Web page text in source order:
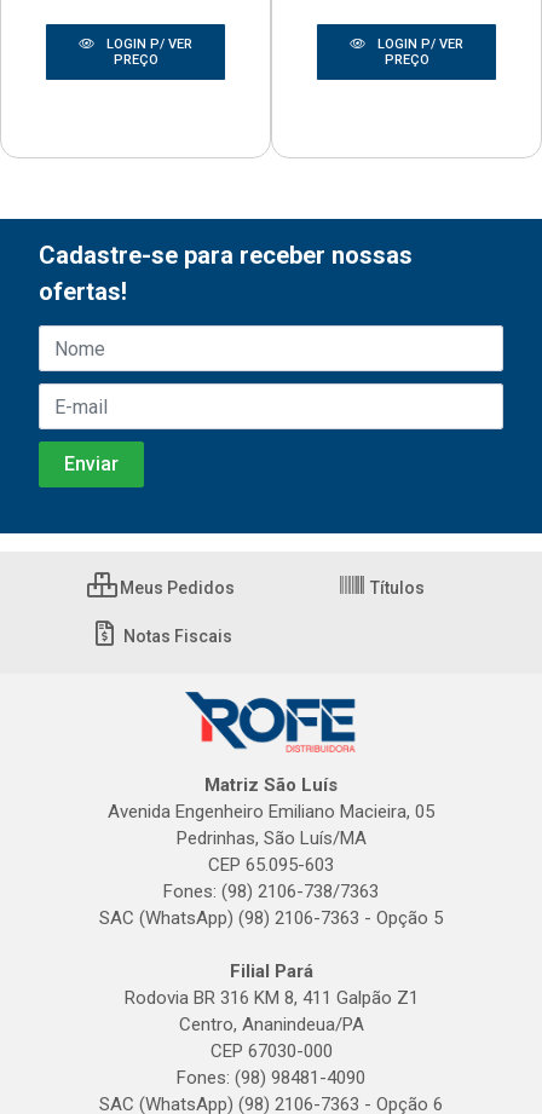
LOGIN P/ VER
PREÇO
LOGIN P/ VER
PREÇO
Cadastre-se para receber nossas
ofertas!
Meus Pedidos Títulos
Notas Fiscais
Matriz São Luís
Avenida Engenheiro Emiliano Macieira, 05
Pedrinhas, São Luís/MA
CEP 65.095-603
Fones: (98) 2106-738/7363
SAC (WhatsApp) (98) 2106-7363 - Opção 5
Filial Pará
Rodovia BR 316 KM 8, 411 Galpão Z1
Centro, Ananindeua/PA
CEP 67030-000
Fones: (98) 98481-4090
SAC (WhatsApp) (98) 2106-7363 - Opção 6